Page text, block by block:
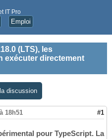
IT Pro
Emploi
(LTS), les
exécuter directement
discussion
18h51 #1
pour TypeScript. La